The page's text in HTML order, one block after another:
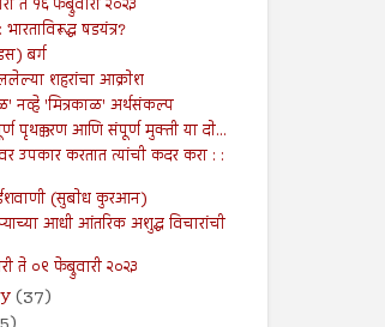
ते १६ फेब्रुवारी २०२३
षडयंत्र?
बर्ग
शहरांचा आक्रोश
नव्हे 'मित्रकाळ' अर्थसंकल्प
पृथक्करण आणि संपूर्ण मुक्ती या दो...
उपकार करतात त्यांची कदर करा : :
(सुबोध कुरआन)
आधी आंतरिक अशुद्ध विचारांची
ते ०९ फेब्रुवारी २०२३
(37)